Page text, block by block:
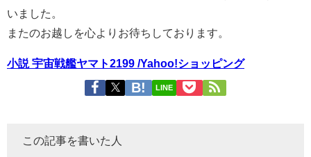
いました。
またのお越しを心よりお待ちしております。
小説 宇宙戦艦ヤマト2199 /Yahoo!ショッピング
LINE
この記事を書いた人